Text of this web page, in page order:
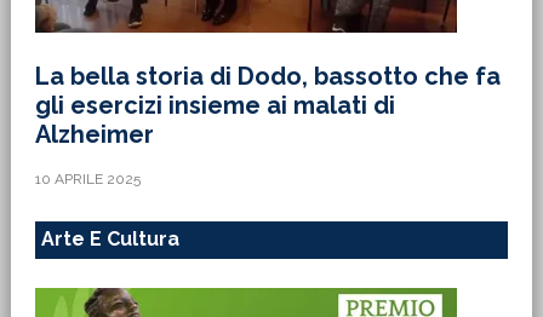
La bella storia di Dodo, bassotto che fa
gli esercizi insieme ai malati di
Alzheimer
10 APRILE 2025
Arte E Cultura